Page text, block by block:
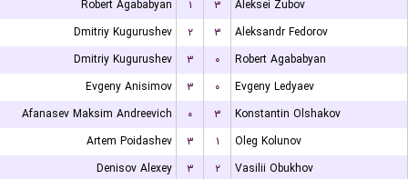
Robert Agababyan
۱ ۳
Aleksei Zubov
Dmitriy Kugurushev
۲ ۳
Aleksandr Fedorov
Dmitriy Kugurushev
۳ ۰
Robert Agababyan
Evgeny Anisimov
۳ ۰
Evgeny Ledyaev
Afanasev Maksim Andreevich
۰ ۳
Konstantin Olshakov
Artem Poidashev
۳ ۱
Oleg Kolunov
Denisov Alexey
۳ ۲
Vasilii Obukhov